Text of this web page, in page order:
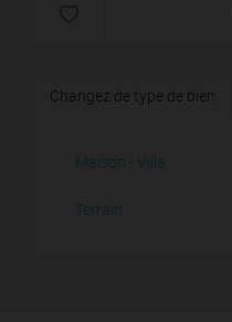
Changez de type de bien
Maison - Villa
Terrain